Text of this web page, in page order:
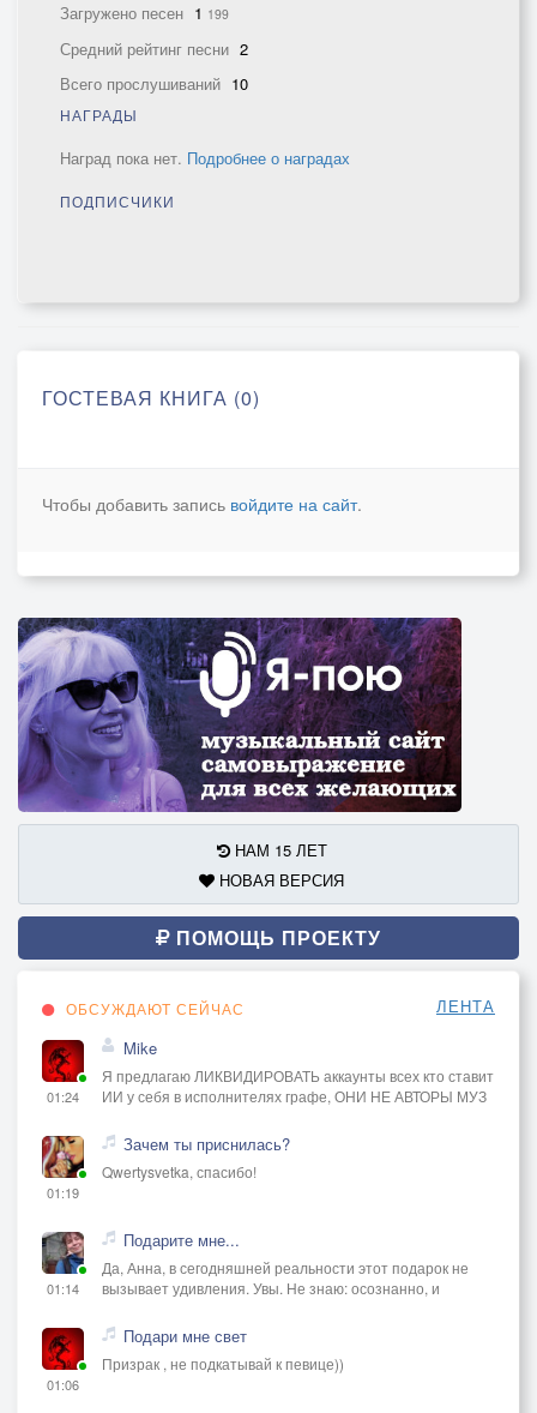
Загружено песен 1 199
Средний рейтинг песни 2
Всего прослушиваний 10
НАГРАДЫ
Наград пока нет. Подробнее о наградах
ПОДПИСЧИКИ
ГОСТЕВАЯ КНИГА (0)
Чтобы добавить запись войдите на сайт.
НАМ 15 ЛЕТ
НОВАЯ ВЕРСИЯ
ПОМОЩЬ ПРОЕКТУ
ОБСУЖДАЮТ СЕЙЧАС ЛЕНТА
01:24
Mike
Я предлагаю ЛИКВИДИРОВАТЬ аккаунты всех кто ставит
ИИ у себя в исполнителях графе, ОНИ НЕ АВТОРЫ МУЗ
01:19
Зачем ты приснилась?
Qwertysvetka, спасибо!
01:14
Подарите мне...
Да, Анна, в сегодняшней реальности этот подарок не
вызывает удивления. Увы. Не знаю: осознанно, и
01:06
Подари мне свет
Призрак , не подкатывай к певице))